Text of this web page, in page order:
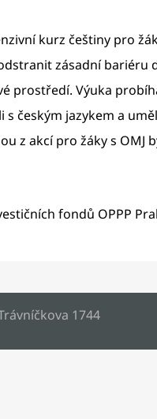
kurz češtiny pro
zásadní
prostředí. Výuka
českým jazykem a
z akcí pro žáky s OMJ
fondů OPPP
1744